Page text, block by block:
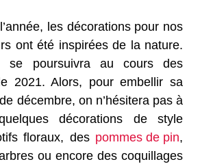
les décorations pour nos
ont été inspirées de la nature.
se poursuivra au cours des
2021. Alors, pour embellir sa
décembre, on n’hésitera pas à
décorations de style
floraux, des pommes de pin,
ou encore des coquillages